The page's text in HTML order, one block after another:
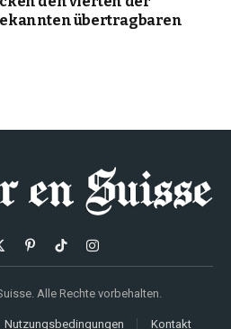
übertragbaren
PinterestTikTokInstagram
Alle Rechte vorbehalten.
Nutzungsbedingungen Kontakt